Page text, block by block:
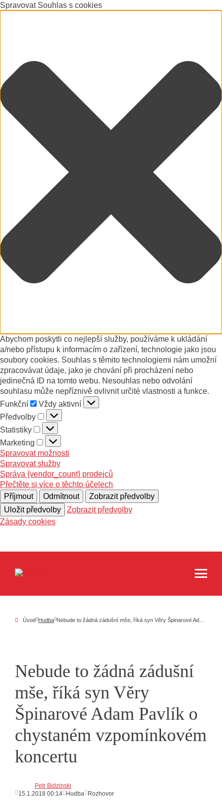
Spravovat Souhlas s cookies
Abychom poskytli co nejlepší služby, používáme k ukládání
a/nebo přístupu k informacím o zařízení, technologie jako jsou
soubory cookies. Souhlas s těmito technologiemi nám umožní
zpracovávat údaje, jako je chování při procházení nebo
jedinečná ID na tomto webu. Nesouhlas nebo odvolání
souhlasu může nepříznivě ovlivnit určité vlastnosti a funkce.
Funkční
Funkční
Vždy aktivní
Předvolby
Předvolby
Statistiky
Statistiky
Marketing
Marketing
Spravovat možnosti
Spravovat služby
Správa {vendor_count} prodejců
Přečtěte si více o těchto účelech
Příjmout
Odmítnout
Zobrazit předvolby
Uložit předvolby
Zobrazit předvolby
Zásady cookies
Úvod Hudba
Nebude to žádná zádušní
mše, říká syn Věry
Špinarové Adam Pavlík o
chystaném vzpomínkovém
koncertu
Petr Bidzinski
15.1.2018 00:14 Hudba Rozhovor